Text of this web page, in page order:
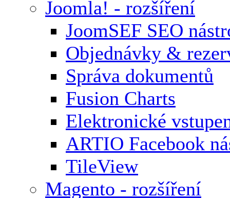
Joomla! - rozšíření
JoomSEF SEO
Objednávky &
Správa dokumentů
Fusion Charts
Elektronické
ARTIO Facebook
TileView
Magento - rozšíření